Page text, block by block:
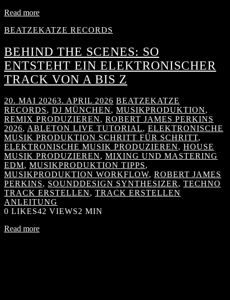
Read more
BEATZEKATZE RECORDS
BEHIND THE SCENES: SO
ENTSTEHT EIN ELEKTRONISCHER
TRACK VON A BIS Z
20. MAI 20263. APRIL 2026 BEATZEKATZE
RECORDS, DJ MÜNCHEN, MUSIKPRODUKTION,
REMIX PRODUZIEREN, ROBERT JAMES PERKINS
2026, ABLETON LIVE TUTORIAL, ELEKTRONISCHE
MUSIK PRODUKTION SCHRITT FÜR SCHRITT,
ELEKTRONISCHE MUSIK PRODUZIEREN, HOUSE
MUSIK PRODUZIEREN, MIXING UND MASTERING
EDM, MUSIKPRODUKTION TIPPS,
MUSIKPRODUKTION WORKFLOW, ROBERT JAMES
PERKINS, SOUNDDESIGN SYNTHESIZER, TECHNO
TRACK ERSTELLEN, TRACK ERSTELLEN
ANLEITUNG
0 LIKES42 VIEWS2 MIN
Read more